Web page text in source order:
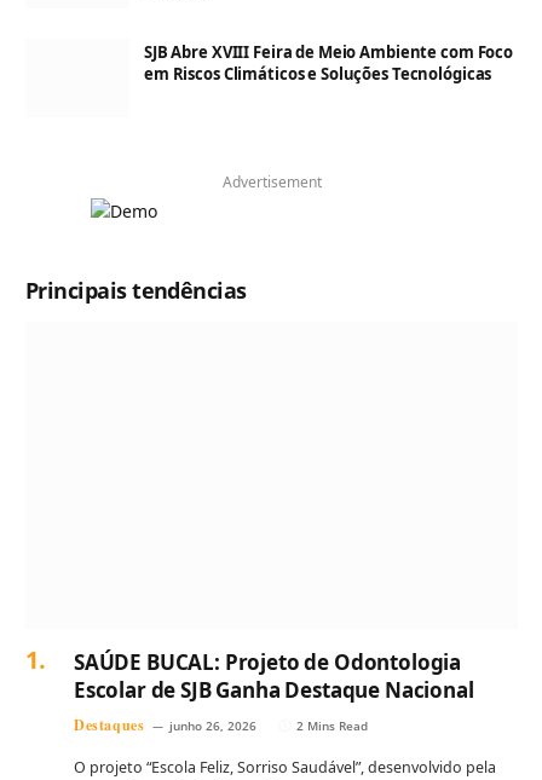
SJB Abre XVIII Feira de Meio Ambiente com Foco
em Riscos Climáticos e Soluções Tecnológicas
Advertisement
Principais tendências
SAÚDE BUCAL: Projeto de Odontologia
Escolar de SJB Ganha Destaque Nacional
Destaques junho 26, 2026 2 Mins Read
O projeto “Escola Feliz, Sorriso Saudável”, desenvolvido pela